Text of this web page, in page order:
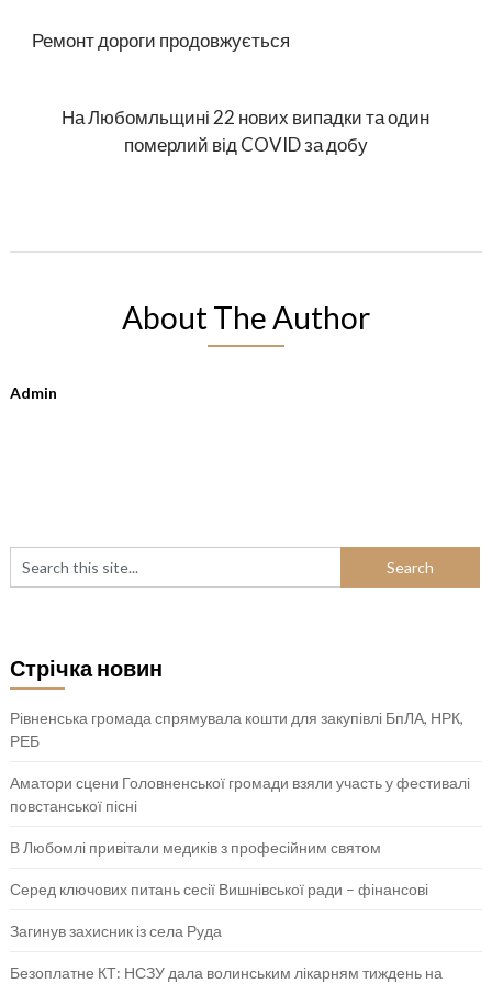
Ремонт дороги продовжується
На Любомльщині 22 нових випадки та один
померлий від COVID за добу
About The Author
Admin
Стрічка новин
Рівненська громада спрямувала кошти для закупівлі БпЛА, НРК,
РЕБ
Аматори сцени Головненської громади взяли участь у фестивалі
повстанської пісні
В Любомлі привітали медиків з професійним святом
Серед ключових питань сесії Вишнівської ради – фінансові
Загинув захисник із села Руда
Безоплатне КТ: НСЗУ дала волинським лікарням тиждень на